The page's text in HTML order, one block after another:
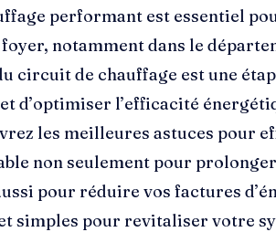
performant est essentiel
notamment dans le
circuit de chauffage est une
d’optimiser l’efficacité
les meilleures astuces pour
non seulement pour
pour réduire vos factures
simples pour revitaliser votre